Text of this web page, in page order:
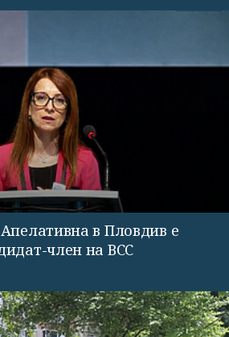
в Пловдив е
член на ВСС